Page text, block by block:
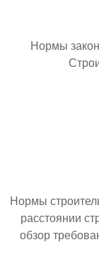
Нормы
Нормы
расстоянии
обзор